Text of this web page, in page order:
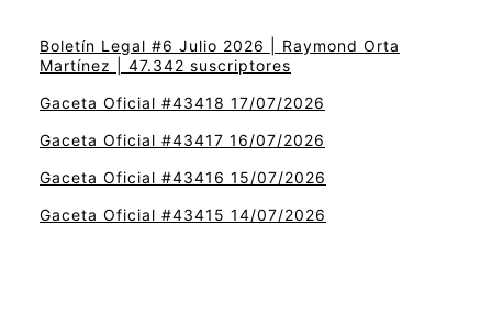
Boletín Legal #6 Julio 2026 | Raymond Orta
Martínez | 47.342 suscriptores
Gaceta Oficial #43418 17/07/2026
Gaceta Oficial #43417 16/07/2026
Gaceta Oficial #43416 15/07/2026
Gaceta Oficial #43415 14/07/2026